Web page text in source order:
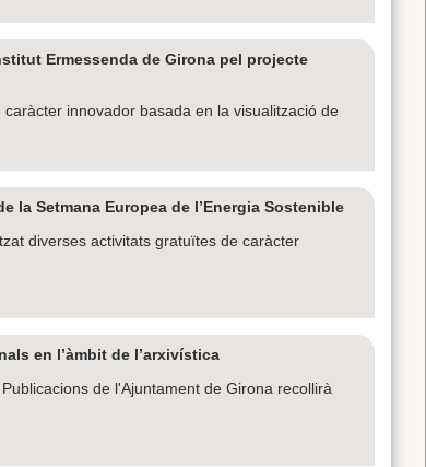
Ermessenda de Girona pel projecte
innovador basada en la visualització de
la Setmana Europea de l’Energia Sostenible
diverses activitats gratuïtes de caràcter
en l’àmbit de l’arxivística
de l'Ajuntament de Girona recollirà